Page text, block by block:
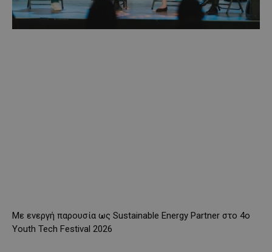
Με ενεργή παρουσία ως Sustainable Energy Partner στο 4ο
Youth Tech Festival 2026